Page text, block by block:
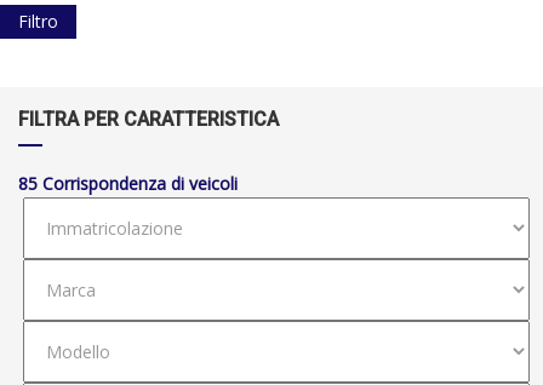
Filtro
FILTRA PER CARATTERISTICA
85 Corrispondenza di veicoli